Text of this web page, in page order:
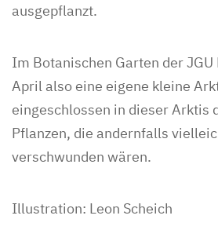
ausgepflanzt.
Im Botanischen Garten der
April also eine eigene kleine
eingeschlossen in dieser Arktis
Pflanzen, die andernfalls
verschwunden wären.
Illustration: Leon Scheich